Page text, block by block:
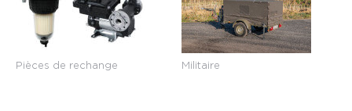
Pièces de rechange Militaire